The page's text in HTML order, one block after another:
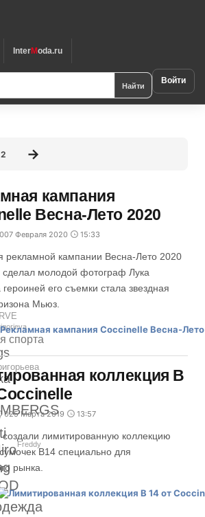
InterModa.ru
Найти Войти
спорта
Freddy
2
кампания
Весна-Лето 2020
007 Февраля 2020 15:33
рекламной кампании Весна-Лето 2020
сделал молодой фотограф Лука
его съемки стала звездная
Мьюз.
коллекция B
025 Марта 2019 13:57
создали лимитированную коллекцию
B14 специально для
рынка.